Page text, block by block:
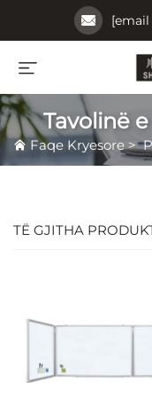
Tavolinë
Faqe Kryesore >
TË GJITHA